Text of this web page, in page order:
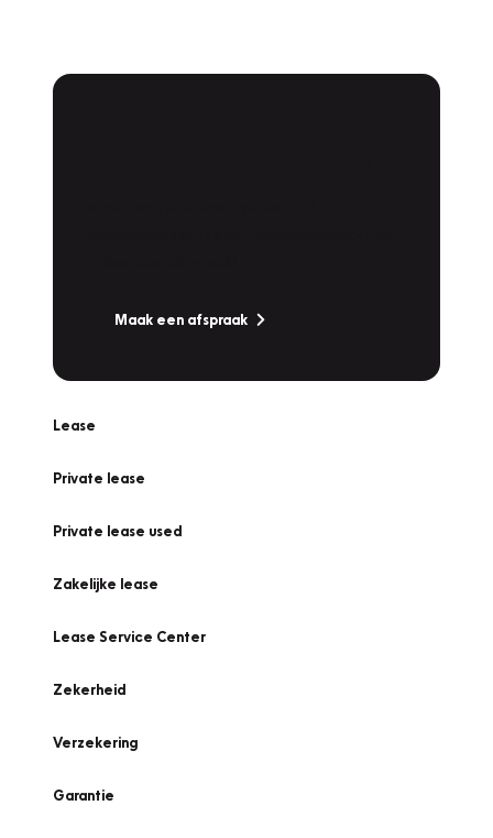
Maak een afspraak
Lease
Private lease
Private lease used
Zakelijke lease
Lease Service Center
Zekerheid
Verzekering
Garantie